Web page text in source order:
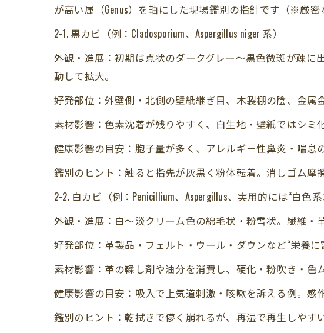
が高い属（Genus）を軸にした現場鑑別の指針です（※厳密
2-1. 黒カビ（例：Cladosporium、Aspergillus niger 系）
外観・進展：初期は点状のダークグレー〜黒色微斑が疎
動して拡大。
好発部位：外壁側・北側の壁紙継ぎ目、木製棚の陰、金属
素材影響：色素沈着が残りやすく、白生地・壁紙ではシミ
健康影響の目安：胞子量が多く、アレルギー性鼻炎・喘息
鑑別のヒント：触ると指先が灰黒く粉体転着。消しゴム摩
2-2. 白カビ（例：Penicillium、Aspergillus、実用的には“白色系
外観・進展：白～淡クリーム色の綿毛状・粉雪状。繊維
好発部位：革製品・フェルト・ウール・ダウンなど“栄養
素材影響：革の鞣し剤や油分を消費し、硬化・粉吹き・色
健康影響の目安：吸入で上気道刺激・咳嗽を訴える例。感
鑑別のヒント：乾拭きで儚く崩れるが、再湿で再生しやす